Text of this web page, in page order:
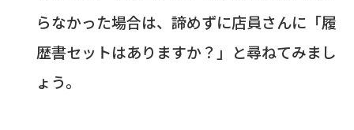
らなかった場合は、諦めずに店員さんに「履
歴書セットはありますか？」と尋ねてみまし
ょう。